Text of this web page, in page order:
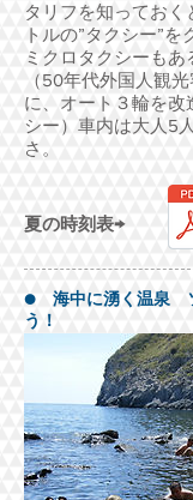
タリフを知っておく
トルの”タクシー”を
ミクロタクシーも
（50年代外国人観
に、オート３輪を改
シー）車内は大人5
さ。
夏の時刻表→
● 海中に湧く温泉
う！